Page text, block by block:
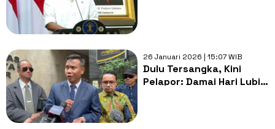
26 Januari 2026 | 15:07 WIB
Dulu Tersangka, Kini
Pelapor: Damai Hari Lubis